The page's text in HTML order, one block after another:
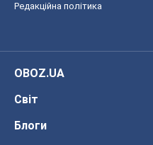
Редакційна політика
OBOZ.UA
Світ
Блоги